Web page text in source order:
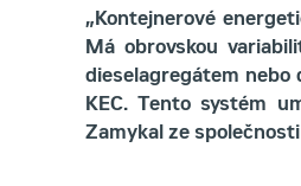
„Kontejnerové
Má obrovskou
dieselagregátem
KEC. Tento systém
Zamykal ze